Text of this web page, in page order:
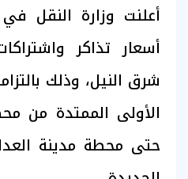
أعلنت وزارة النقل
أسعار تذاكر
شرق النيل، وذلك
الأولى الممتدة من
حتى محطة مدينة